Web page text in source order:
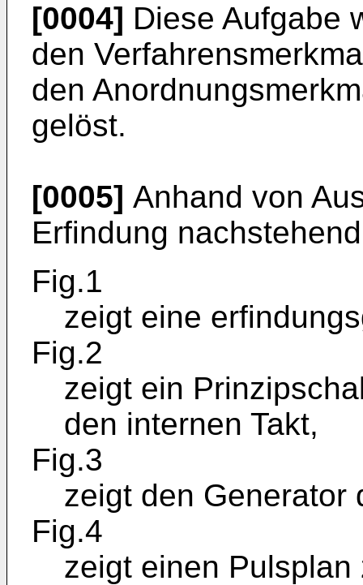
[0004] Diese Aufgabe
den
den
gelöst.
[0005] Anhand von
Erfindung
Fig.1
zeigt eine
Fig.2
zeigt ein
den internen Takt,
Fig.3
zeigt den Generator
Fig.4
zeigt einen